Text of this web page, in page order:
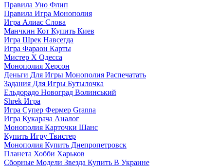
Правила Уно Флип
Правила Игра Монополия
Игра Алиас Слова
Манчкин Кот Купить Киев
Игра Шрек Навсегда
Игра Фараон Карты
Мистер Х Одесса
Монополия Херсон
Деньги Для Игры Монополия Распечатать
Задания Для Игры Бутылочка
Ельдорадо Новоград Волинський
Shrek Игра
Игра Супер Фермер Granna
Игра Кукарача Аналог
Монополия Карточки Шанс
Купить Игру Твистер
Монополия Купить Днепропетровск
Планета Хобби Харьков
Сборные Модели Звезда Купить В Украине